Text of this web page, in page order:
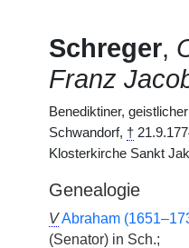
Schreger,
Franz
Benediktiner,
Schwandorf, †
Klosterkirche Sankt
Genealogie
VAbraham
(Senator) in Sch.;